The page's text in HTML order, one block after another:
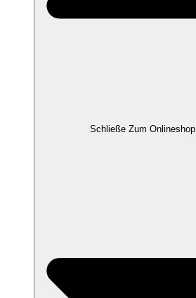
Schließe Zum Onlineshop